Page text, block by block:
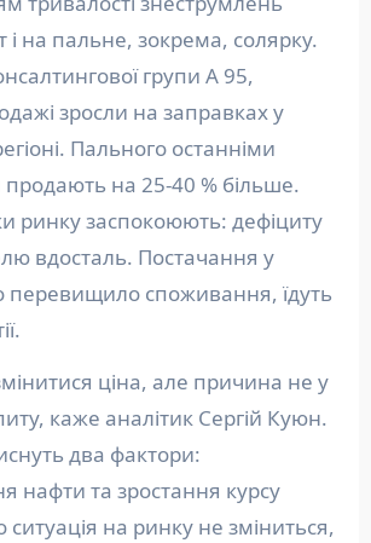
і на пальне, зокрема, солярку.
групи А 95,
зросли на заправках у
Пального останніми
на 25-40 % більше.
ринку заспокоюють: дефіциту
вдосталь. Постачання у
перевищило споживання, їдуть
ціна, але причина не у
каже аналітик Сергій Куюн.
два фактори:
нафти та зростання курсу
на ринку не зміниться,